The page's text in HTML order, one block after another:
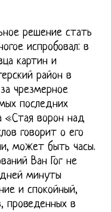
решение стать
испробовал: в
картин и
район в
чрезмерное
последних
«Стая ворон над
говорит о его
может быть часы.
Ван Гог не
минуты
и спокойный,
проведенных в